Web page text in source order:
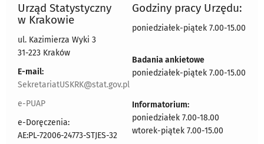
Urząd Statystyczny
w Krakowie
ul. Kazimierza Wyki 3
31-223 Kraków
E-mail:
SekretariatUSKRK@stat.gov.pl
e-PUAP
e-Doręczenia:
AE:PL-72006-24773-STJES-32
Godziny pracy Urzędu:
poniedziałek-piątek 7.00-15.00
Badania ankietowe
poniedziałek-piątek 7.00-15.00
Informatorium:
poniedziałek 7.00-18.00
wtorek-piątek 7.00-15.00